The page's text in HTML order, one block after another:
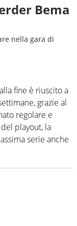
Bema
nella gara di
fine è riuscito a
grazie al
regolare e
playout, la
serie anche